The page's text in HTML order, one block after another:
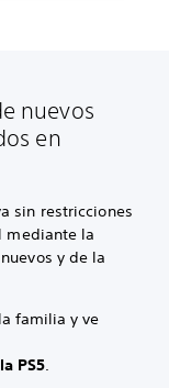
nuevos
en
sin restricciones
mediante la
y de la
familia y ve
PS5.